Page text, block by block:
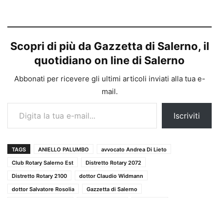
Scopri di più da Gazzetta di Salerno, il
quotidiano on line di Salerno
Abbonati per ricevere gli ultimi articoli inviati alla tua e-
mail.
Digita la tua e-mail...
Iscriviti
TAGS ANIELLO PALUMBO
avvocato Andrea Di Lieto
Club Rotary Salerno Est
Distretto Rotary 2072
Distretto Rotary 2100
dottor Claudio Widmann
dottor Salvatore Rosolia
Gazzetta di Salerno